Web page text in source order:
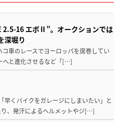
2.5-16 エボⅡ”。オークションでは
深堀り
車のレースでヨーロッパを席巻してい
へと進化させるなど「[…]
くバイクをガレージにしまいたい」と
、発汗によるヘルメットやジ[…]